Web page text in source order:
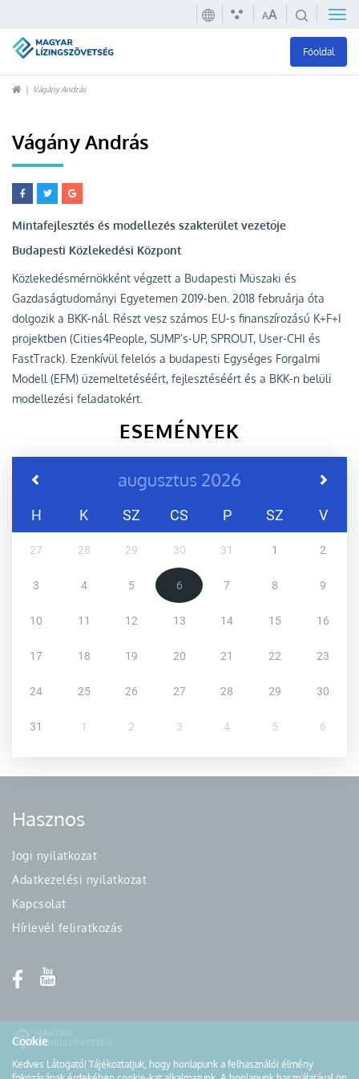
Cookie
Kedves Látogató! Tájékoztatjuk, hogy honlapunk a felhasználói élmény
AA
Főoldal
Vágány András
Vágány András
Mintafejlesztés és modellezés szakterület vezetője
Budapesti Közlekedési Központ
Közlekedésmérnökként végzett a Budapesti Műszaki és
Gazdaságtudományi Egyetemen 2019-ben. 2018 februárja óta
dolgozik a BKK-nál. Részt vesz számos EU-s finanszírozású K+F+I
projektben (Cities4People, SUMP’s-UP, SPROUT, User-CHI és
FastTrack). Ezenkívül felelős a budapesti Egységes Forgalmi
Modell (EFM) üzemeltetéséért, fejlesztéséért és a BKK-n belüli
modellezési feladatokért.
ESEMÉNYEK
augusztus 2026
H K SZ CS P SZ V
27 28 29 30 31 1 2
3 4 5 6 7 8 9
10 11 12 13 14 15 16
17 18 19 20 21 22 23
24 25 26 27 28 29 30
31 1 2 3 4 5 6
Hasznos
Jogi nyilatkozat
Adatkezelési nyilatkozat
Kapcsolat
Hírlevél feliratkozás